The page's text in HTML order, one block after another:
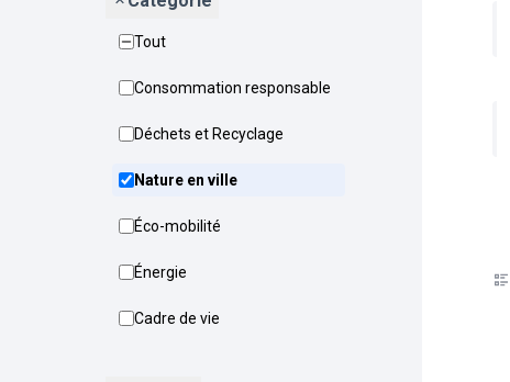
Tout
Consommation responsable
Déchets et Recyclage
Nature en ville
Éco-mobilité
Énergie
Cadre de vie